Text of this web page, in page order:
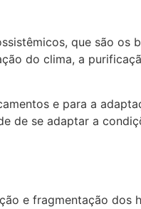
que são os
do clima, a
e para a
de se adaptar a
e fragmentação dos